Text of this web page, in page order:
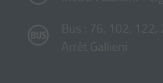
Bus : 76, 102,
Arrêt Gallieni